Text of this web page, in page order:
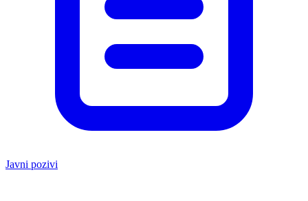
Javni pozivi